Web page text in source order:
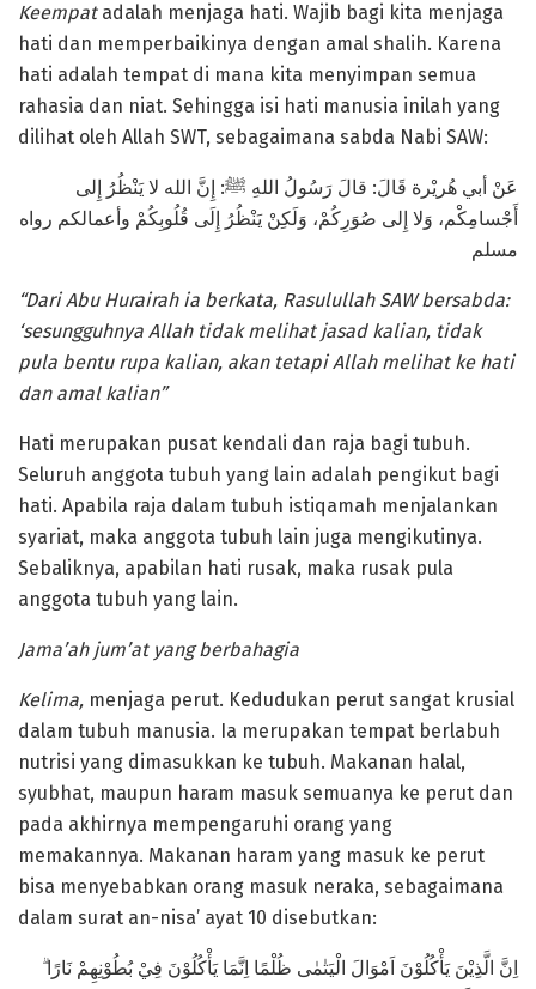
Keempat adalah menjaga hati. Wajib bagi kita menjaga
hati dan memperbaikinya dengan amal shalih. Karena
hati adalah tempat di mana kita menyimpan semua
rahasia dan niat. Sehingga isi hati manusia inilah yang
dilihat oleh Allah SWT, sebagaimana sabda Nabi SAW:
عَنْ أبي هُريْرة قَالَ: قالَ رَسُولُ اللهِ ﷺ: إِنَّ الله لا يَنْظُرُ إِلى
أَجْسامِكْم، وَلا إِلى صُوَرِكُمْ، وَلَكِنْ يَنْظُرُ إِلَى قُلُوبِكُمْ وأعمالكم رواه
مسلم
“Dari Abu Hurairah ia berkata, Rasulullah SAW bersabda:
‘sesungguhnya Allah tidak melihat jasad kalian, tidak
pula bentu rupa kalian, akan tetapi Allah melihat ke hati
dan amal kalian”
Hati merupakan pusat kendali dan raja bagi tubuh.
Seluruh anggota tubuh yang lain adalah pengikut bagi
hati. Apabila raja dalam tubuh istiqamah menjalankan
syariat, maka anggota tubuh lain juga mengikutinya.
Sebaliknya, apabilan hati rusak, maka rusak pula
anggota tubuh yang lain.
Jama’ah jum’at yang berbahagia
Kelima, menjaga perut. Kedudukan perut sangat krusial
dalam tubuh manusia. Ia merupakan tempat berlabuh
nutrisi yang dimasukkan ke tubuh. Makanan halal,
syubhat, maupun haram masuk semuanya ke perut dan
pada akhirnya mempengaruhi orang yang
memakannya. Makanan haram yang masuk ke perut
bisa menyebabkan orang masuk neraka, sebagaimana
dalam surat an-nisa’ ayat 10 disebutkan:
اِنَّ الَّذِيْنَ يَأْكُلُوْنَ اَمْوَالَ الْيَتٰمٰى ظُلْمًا اِنَّمَا يَأْكُلُوْنَ فِيْ بُطُوْنِهِمْ نَارًا ۗ